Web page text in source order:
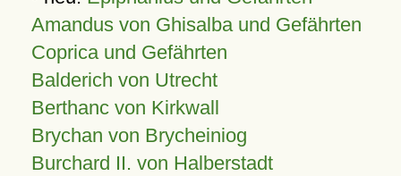
Amandus von Ghisalba und Gefährten
Coprica und Gefährten
Balderich von Utrecht
Berthanc von Kirkwall
Brychan von Brycheiniog
Burchard II. von Halberstadt